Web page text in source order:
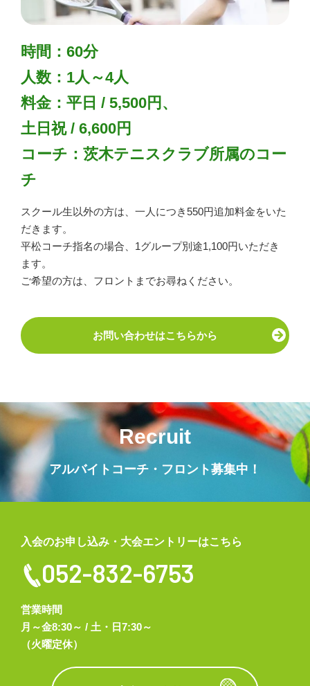
時間：60分
人数：1人～4人
料金：平日 / 5,500円、
土日祝 / 6,600円
コーチ：茨木テニスクラブ所属のコー
チ
スクール生以外の方は、一人につき550円追加料金をいた
だきます。
平松コーチ指名の場合、1グループ別途1,100円いただき
ます。
ご希望の方は、フロントまでお尋ねください。
お問い合わせはこちらから
Recruit
アルバイトコーチ・フロント募集中！
入会のお申し込み・大会エントリーはこちら
052-832-6753
営業時間
月～金8:30～ / 土・日7:30～
（火曜定休）